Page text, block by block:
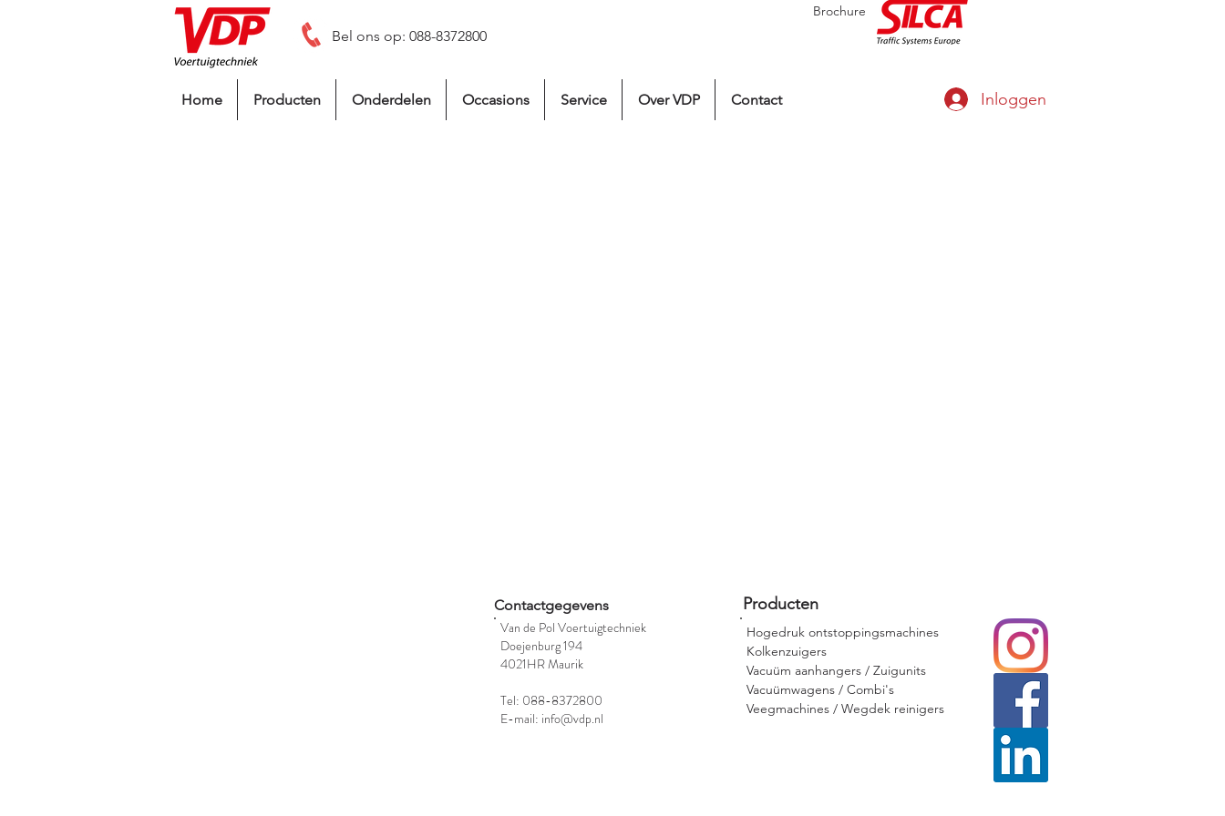
Bel ons op: 088-8372800
Brochure
Home Producten Onderdelen Occasions Service Over VDP Contact Inloggen
Contactgegevens
Van de Pol Voertuigtechniek
Doejenburg 194
4021HR Maurik
Tel: 088-8372800
E-mail: info@vdp.nl
Producten
Hogedruk ontstoppingsmachines
Kolkenzuigers
Vacuüm aanhangers / Zuigunits
Vacuümwagens / Combi's
Veegmachines / Wegdek reinigers